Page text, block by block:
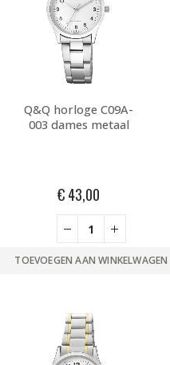
Q&Q horloge C09A-
003 dames metaal
€43,00
TOEVOEGEN AAN WINKELWAGEN